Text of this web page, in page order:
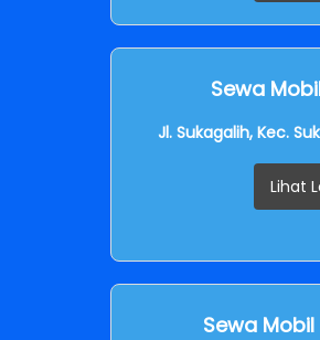
Sewa
Jl. Sukagalih, Kec.
Lihat
Sewa